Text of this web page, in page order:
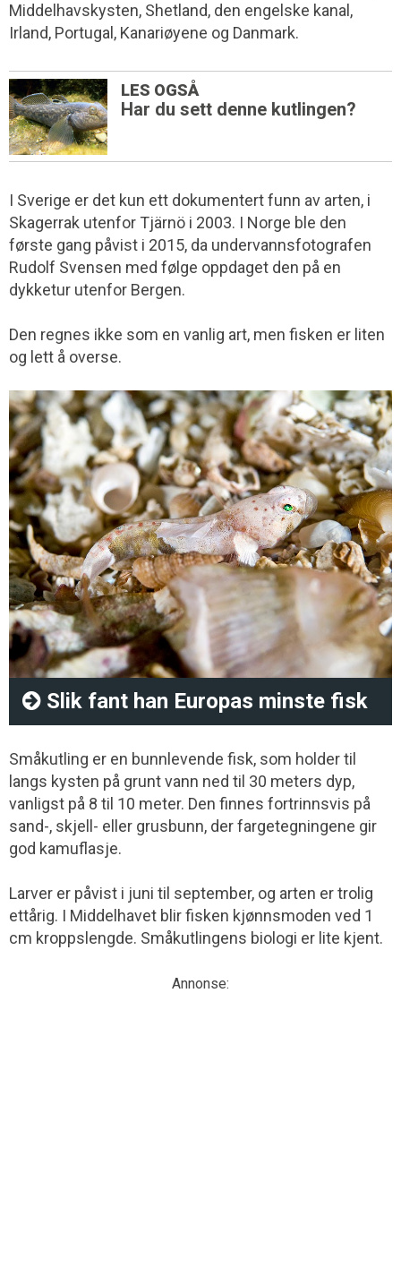
Middelhavskysten, Shetland, den engelske kanal,
Irland, Portugal, Kanariøyene og Danmark.
LES OGSÅ
Har du sett denne kutlingen?
I Sverige er det kun ett dokumentert funn av arten, i
Skagerrak utenfor Tjärnö i 2003. I Norge ble den
første gang påvist i 2015, da undervannsfotografen
Rudolf Svensen med følge oppdaget den på en
dykketur utenfor Bergen.
Den regnes ikke som en vanlig art, men fisken er liten
og lett å overse.
Slik fant han Europas minste fisk
Småkutling er en bunnlevende fisk, som holder til
langs kysten på grunt vann ned til 30 meters dyp,
vanligst på 8 til 10 meter. Den finnes fortrinnsvis på
sand-, skjell- eller grusbunn, der fargetegningene gir
god kamuflasje.
Larver er påvist i juni til september, og arten er trolig
ettårig. I Middelhavet blir fisken kjønnsmoden ved 1
cm kroppslengde. Småkutlingens biologi er lite kjent.
Annonse: